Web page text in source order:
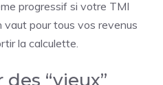
progressif si votre TMI
vaut pour tous vos revenus
la calculette.
“vieux”